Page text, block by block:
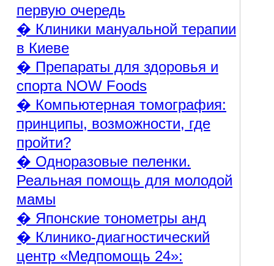
первую очередь
� Клиники мануальной терапии
в Киеве
� Препараты для здоровья и
спорта NOW Foods
� Компьютерная томография:
принципы, возможности, где
пройти?
� Одноразовые пеленки.
Реальная помощь для молодой
мамы
� Японские тонометры анд
� Клинико-диагностический
центр «Медпомощь 24»: